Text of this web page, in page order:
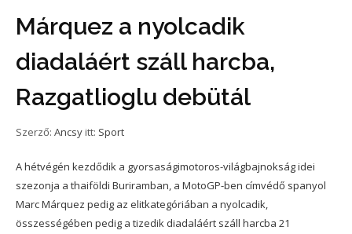
Márquez a nyolcadik
diadaláért száll harcba,
Razgatlioglu debütál
Szerző: Ancsy itt: Sport
A hétvégén kezdődik a gyorsaságimotoros-világbajnokság idei
szezonja a thaiföldi Buriramban, a MotoGP-ben címvédő spanyol
Marc Márquez pedig az elitkategóriában a nyolcadik,
összességében pedig a tizedik diadaláért száll harcba 21